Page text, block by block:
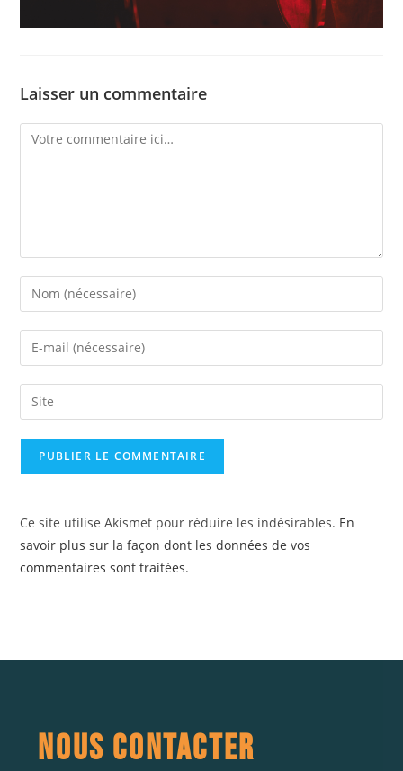
Laisser un commentaire
Ce site utilise Akismet pour réduire les indésirables. En
savoir plus sur la façon dont les données de vos
commentaires sont traitées.
NOUS CONTACTER